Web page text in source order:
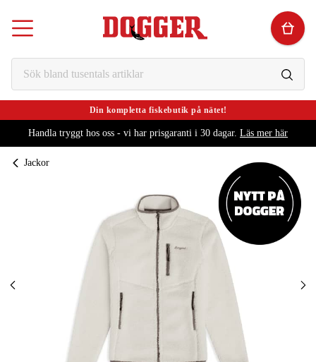
Din kompletta fiskebutik på nätet!
Handla tryggt hos oss - vi har prisgaranti i 30 dagar. Läs mer här
Jackor